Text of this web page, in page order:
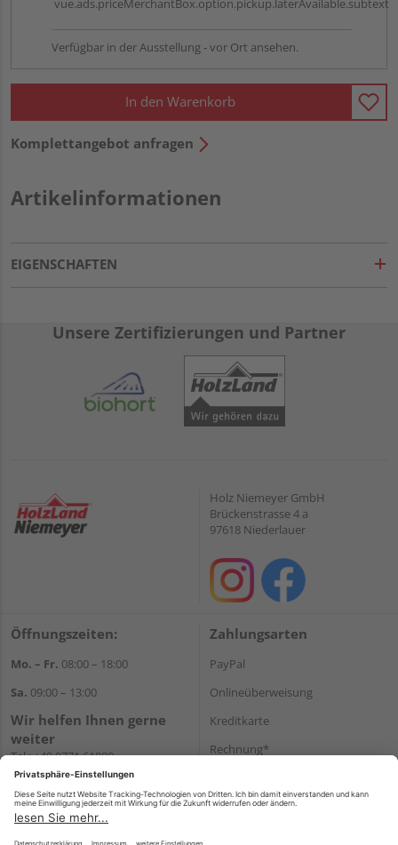
vue.ads.priceMerchantBox.option.pickup.laterAvailable.subtext
Verfügbar in der Ausstellung - vor Ort ansehen.
In den Warenkorb
Komplettangebot anfragen
Artikelinformationen
EIGENSCHAFTEN
Unsere Zertifizierungen und Partner
Holz Niemeyer GmbH
Brückenstrasse 4 a
97618 Niederlauer
Öffnungszeiten:
Mo. – Fr. 08:00 – 18:00
Sa. 09:00 – 13:00
Wir helfen Ihnen gerne
weiter
Tel.:+49 9771 61880
E-Mail:info@holzland-
niemeyer.de
Zahlungsarten
PayPal
Onlineüberweisung
Kreditkarte
Rechnung*
Versand